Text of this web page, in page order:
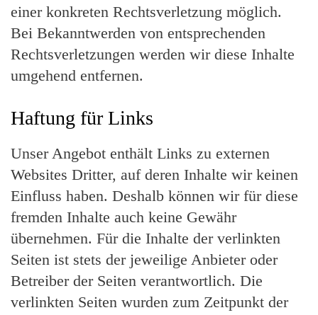
einer konkreten Rechtsverletzung möglich.
Bei Bekanntwerden von entsprechenden
Rechtsverletzungen werden wir diese Inhalte
umgehend entfernen.
Haftung für Links
Unser Angebot enthält Links zu externen
Websites Dritter, auf deren Inhalte wir keinen
Einfluss haben. Deshalb können wir für diese
fremden Inhalte auch keine Gewähr
übernehmen. Für die Inhalte der verlinkten
Seiten ist stets der jeweilige Anbieter oder
Betreiber der Seiten verantwortlich. Die
verlinkten Seiten wurden zum Zeitpunkt der